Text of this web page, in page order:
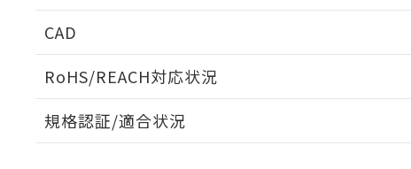
CAD
RoHS/REACH対応状況
EU RoHS 注意事項・凡例
規格認証/適合状況